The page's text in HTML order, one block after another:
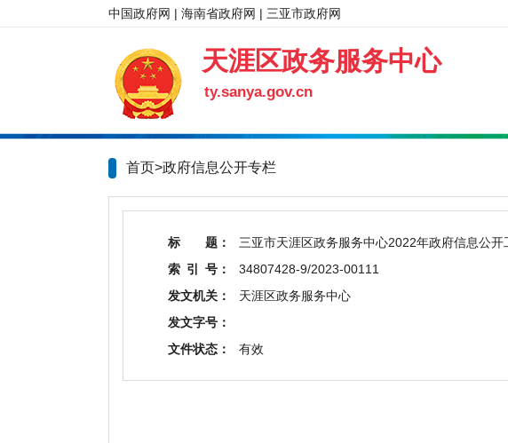
中国政府网 | 海南省政府网 | 三亚市政府网
天涯区政务服务中心
ty.sanya.gov.cn
首页>政府信息公开专栏
标 题：
三亚市天涯区政务服务中心2022年政府信息公开
索 引 号：
34807428-9/2023-00111
发文机关：
天涯区政务服务中心
发文字号：
文件状态：
有效